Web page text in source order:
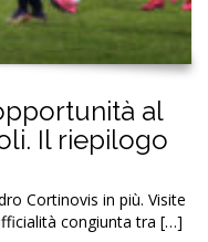
al
Il riepilogo
Cortinovis in più. Visite
congiunta tra […]